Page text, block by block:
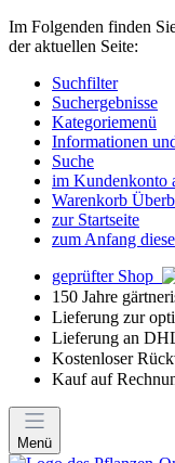
Im Folgenden finden
der aktuellen Seite:
Suchfilter
Suchergebnisse
Kategoriemenü
Informationen
Suche
im Kundenkonto
Warenkorb
zur Startseite
zum Anfang
geprüfter Shop
150 Jahre
Lieferung zur
Lieferung an
Kostenloser
Kauf auf
Menü